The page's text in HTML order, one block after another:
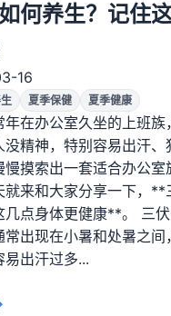
何养生？记住
16
夏季保健 夏季健康
年在办公室久坐的上班族
精神，特别容易出汗、
慢摸索出一套适合办公室
就来和大家分享一下，**
几点身体更健康**。 三
常出现在小暑和处暑之间
出汗过多...